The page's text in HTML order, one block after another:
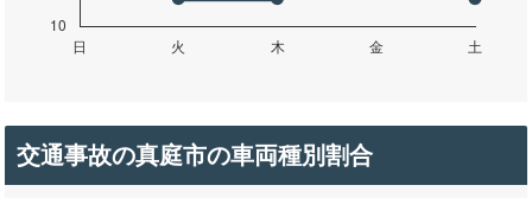
交通事故の真庭市の車両種別割合